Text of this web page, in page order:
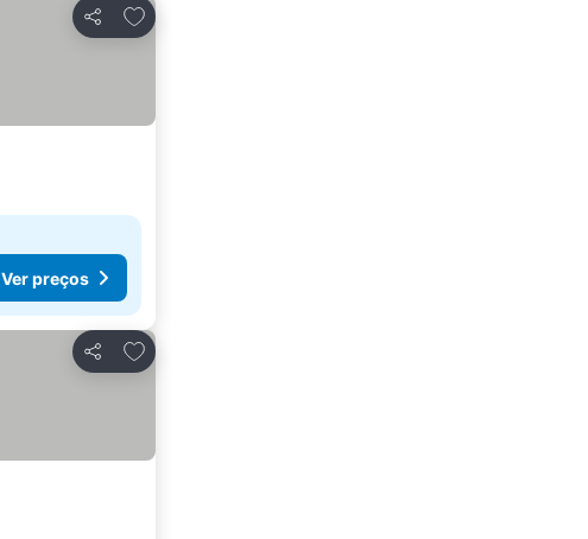
Partilhar
Adicionar aos favoritos
Ver preços
Partilhar
Adicionar aos favoritos